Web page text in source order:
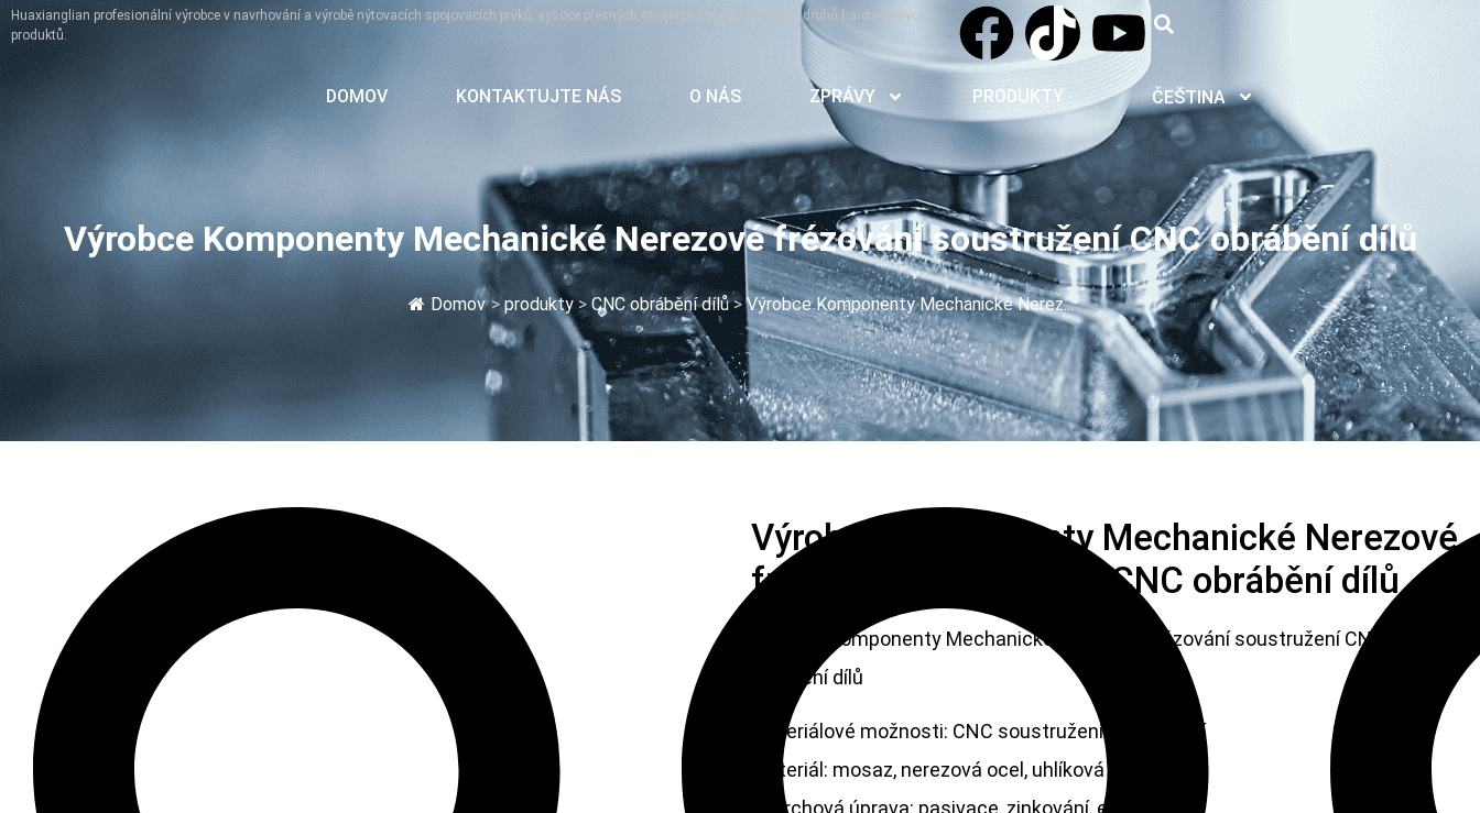
Huaxianglian profesionální výrobce v navrhování a výrobě nýtovacích spojovacích prvků, vysoce přesných strojních součástí a všech druhů hardwarových
produktů.
DOMOV KONTAKTUJTE NÁS O NÁS ZPRÁVY PRODUKTY ČEŠTINA
Výrobce Komponenty Mechanické Nerezové frézování soustružení CNC obrábění dílů
Domov > produkty > CNC obrábění dílů > Výrobce Komponenty Mechanické Nerez...
Výrobce Komponenty Mechanické Nerezové
frézování soustružení CNC obrábění dílů
Výrobce Komponenty Mechanické Nerezové frézování soustružení CNC
obrábění dílů
Materiálové možnosti: CNC soustružení a frézování
Materiál: mosaz, nerezová ocel, uhlíková ocel, hliník